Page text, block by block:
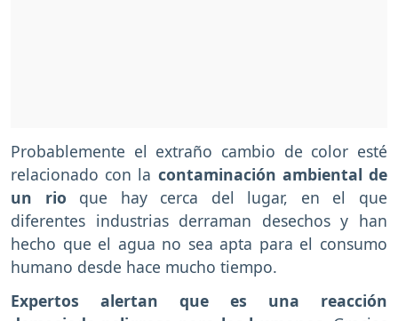
Probablemente el extraño cambio de color esté
relacionado con la contaminación ambiental de
un rio que hay cerca del lugar, en el que
diferentes industrias derraman desechos y han
hecho que el agua no sea apta para el consumo
humano desde hace mucho tiempo.
Expertos alertan que es una reacción